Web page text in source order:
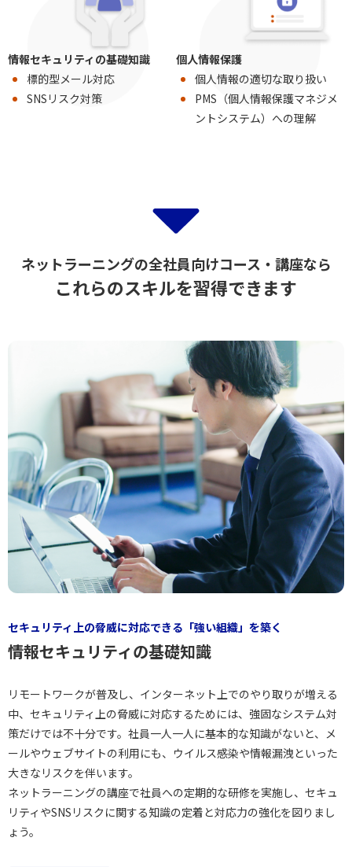
情報セキュリティの基礎知識
標的型メール対応
SNSリスク対策
個人情報保護
個人情報の適切な取り扱い
PMS（個人情報保護マネジメ
ントシステム）への理解
ネットラーニングの全社員向けコース・講座なら
これらのスキルを習得できます
セキュリティ上の脅威に対応できる「強い組織」を築く
情報セキュリティの基礎知識
リモートワークが普及し、インターネット上でのやり取りが増える
中、セキュリティ上の脅威に対応するためには、強固なシステム対
策だけでは不十分です。社員一人一人に基本的な知識がないと、メ
ールやウェブサイトの利用にも、ウイルス感染や情報漏洩といった
大きなリスクを伴います。
ネットラーニングの講座で社員への定期的な研修を実施し、セキュ
リティやSNSリスクに関する知識の定着と対応力の強化を図りまし
ょう。